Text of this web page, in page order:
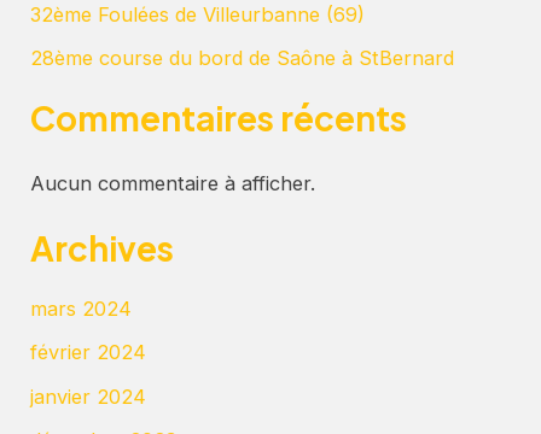
32ème Foulées de Villeurbanne (69)
28ème course du bord de Saône à StBernard
Commentaires récents
Aucun commentaire à afficher.
Archives
mars 2024
février 2024
janvier 2024